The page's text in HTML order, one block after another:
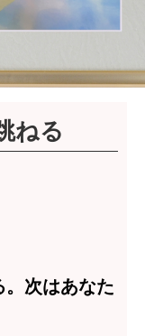
ねる
。次はあなた